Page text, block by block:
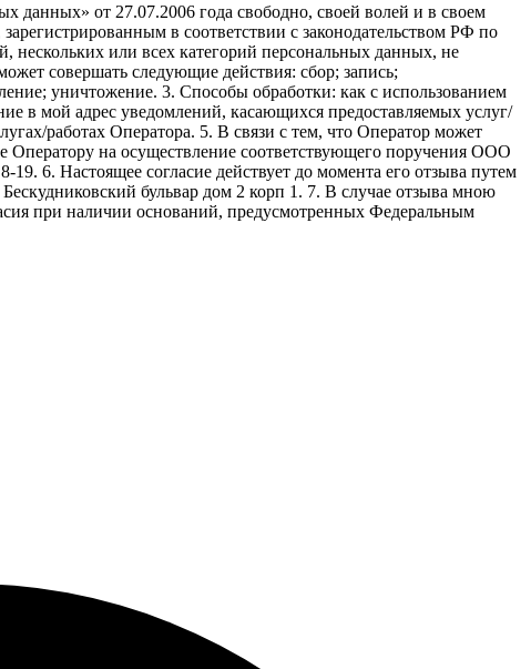
от 27.07.2006 года свободно, своей волей и в своем
в соответствии с законодательством РФ по
нескольких или всех категорий персональных данных, не
совершать следующие действия: сбор; запись;
уничтожение. 3. Способы обработки: как с использованием
в мой адрес уведомлений, касающихся предоставляемых услуг/
работах Оператора. 5. В связи с тем, что Оператор может
на осуществление соответствующего поручения ООО
6. Настоящее согласие действует до момента его отзыва путем
бульвар дом 2 корп 1. 7. В случае отзыва мною
при наличии оснований, предусмотренных Федеральным